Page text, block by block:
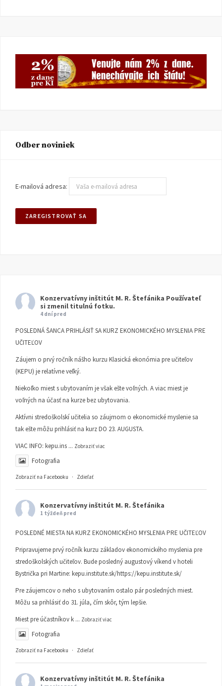
Odber noviniek
E-mailová adresa:
Konzervatívny inštitút M. R. Štefánika Používateľ
si zmenil titulnú fotku.
4 dní pred
POSLEDNÁ ŠANCA PRIHLÁSIŤ SA KURZ EKONOMICKÉHO MYSLENIA PRE
UČITEĽOV
Záujem o prvý ročník nášho kurzu Klasická ekonómia pre učiteľov
(KEPU) je relatívne veľký.
Niekoľko miest s ubytovaním je však ešte voľných. A viac miest je
voľných na účasť na kurze bez ubytovania.
Aktívni stredoškolskí učitelia so záujmom o ekonomické myslenie sa
tak ešte môžu prihlásiť na kurz DO 23. AUGUSTA.
VIAC INFO: kepu.ins ... Zobraziť viac
Fotografia
Zobraziť na Facebooku · Zdieľať
Konzervatívny inštitút M. R. Štefánika
1 týždeň pred
POSLEDNÉ MIESTA NA KURZ EKONOMICKÉHO MYSLENIA PRE UČITEĽOV
Pripravujeme prvý ročník kurzu základov ekonomického myslenia pre
stredoškolských učiteľov. Bude posledný augustový víkend v hoteli
Bystrička pri Martine: kepu.institute.sk/https://kepu.institute.sk/
Pre záujemcov o neho s ubytovaním ostalo pár posledných miest.
Môžu sa prihlásiť do 31. júla, čím skôr, tým lepšie.
Miest pre účastníkov k ... Zobraziť viac
Fotografia
Zobraziť na Facebooku · Zdieľať
Konzervatívny inštitút M. R. Štefánika